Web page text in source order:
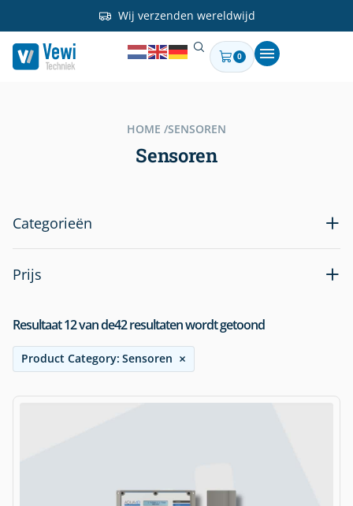
Wij verzenden wereldwijd
0
HOME /SENSOREN
Sensoren
Categorieën
Prijs
Resultaat12van de42resultaten wordt getoond
Product Category: Sensoren ×